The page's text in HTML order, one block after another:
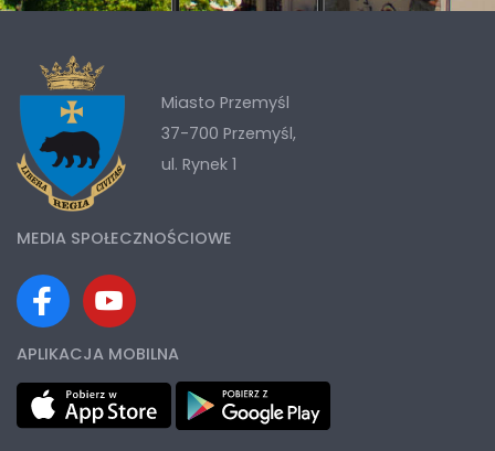
Miasto Przemyśl
37-700 Przemyśl,
ul. Rynek 1
MEDIA SPOŁECZNOŚCIOWE
APLIKACJA MOBILNA